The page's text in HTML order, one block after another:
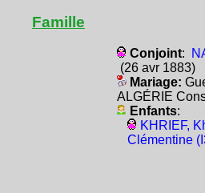
Famille
Conjoint:
(26 avr 1883)
Mariage:
ALGÉRIE
Enfants:
KHRIEF,
Clémentine